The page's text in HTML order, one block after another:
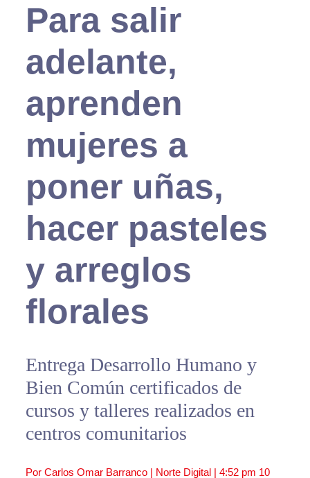
Para salir
adelante,
aprenden
mujeres a
poner uñas,
hacer pasteles
y arreglos
florales
Entrega Desarrollo Humano y
Bien Común certificados de
cursos y talleres realizados en
centros comunitarios
Por Carlos Omar Barranco | Norte Digital | 4:52 pm 10